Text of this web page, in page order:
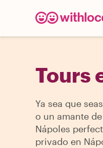
Tours
Ya sea que
o un amante
Nápoles
privado en